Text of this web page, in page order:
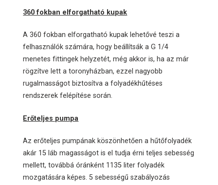
360 fokban elforgatható kupak
A 360 fokban elforgatható kupak lehetővé teszi a
felhasználók számára, hogy beállítsák a G 1/4
menetes fittingek helyzetét, még akkor is, ha az már
rögzítve lett a toronyházban, ezzel nagyobb
rugalmasságot biztosítva a folyadékhűtéses
rendszerek felépítése során.
Erőteljes pumpa
Az erőteljes pumpának köszönhetően a hűtőfolyadék
akár 15 láb magasságot is el tudja érni teljes sebesség
mellett, továbbá óránként 1135 liter folyadék
mozgatására képes. 5 sebességű szabályozás